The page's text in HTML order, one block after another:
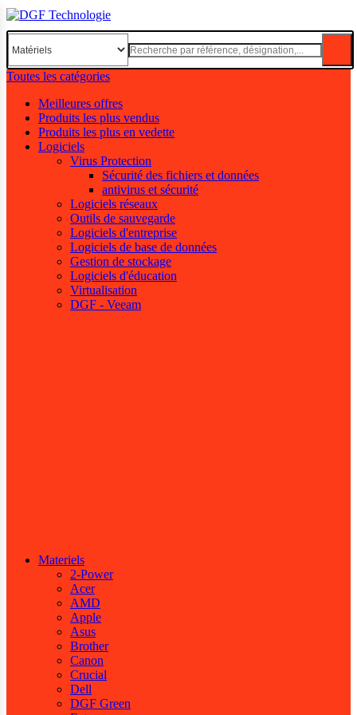
Toutes les catégories
Meilleures offres
Produits les plus vendus
Produits les plus en vedette
Logiciels
Virus Protection
Sécurité des fichiers et données
antivirus et sécurité
Logiciels réseaux
Outils de sauvegarde
Logiciels d'entreprise
Logiciels de base de données
Gestion de stockage
Logiciels d'éducation
Virtualisation
DGF - Veeam
Materiels
2-Power
Acer
AMD
Apple
Asus
Brother
Canon
Crucial
Dell
DGF Green